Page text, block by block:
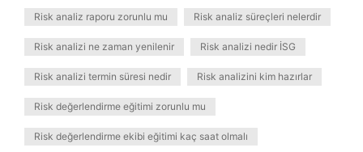
Risk analiz raporu zorunlu mu Risk analiz süreçleri nelerdir
Risk analizi ne zaman yenilenir Risk analizi nedir İSG
Risk analizi termin süresi nedir Risk analizini kim hazırlar
Risk değerlendirme eğitimi zorunlu mu
Risk değerlendirme ekibi eğitimi kaç saat olmalı